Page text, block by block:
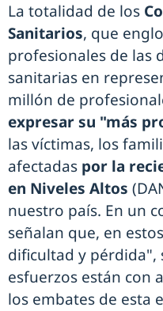
La totalidad de los
Sanitarios, que
profesionales de las
sanitarias en
millón de
expresar su "más
las víctimas, los
afectadas por la
en Niveles Altos
nuestro país. En un
señalan que, en
dificultad y pérdida",
esfuerzos están con
los embates de esta